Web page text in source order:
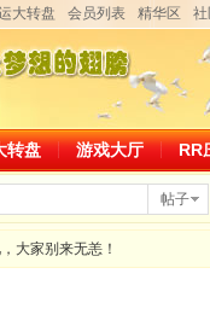
大转盘 会员列表 精华区
转盘 游戏大厅 RR
帖子
大家别来无恙！